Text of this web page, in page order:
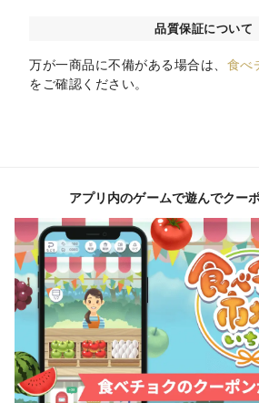
品質保証について
万が一商品に不備がある場合は、 食べ
をご確認ください。
アプリ内のゲームで遊んでクー